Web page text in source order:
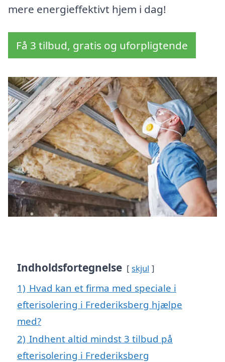
mere energieffektivt hjem i dag!
Få 3 tilbud, gratis og uforpligtende
Indholdsfortegnelse skjul
1) Hvad kan et firma med speciale i
efterisolering i Frederiksberg hjælpe
med?
2) Indhent altid mindst 3 tilbud på
efterisolering i Frederiksberg